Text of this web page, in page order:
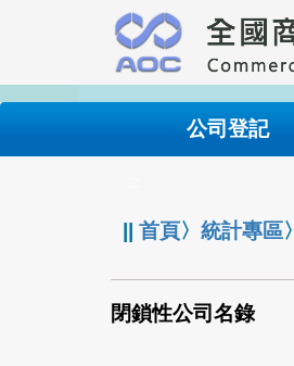
要
內
公司登記
||首頁〉統計專區〉
閉鎖性公司名錄